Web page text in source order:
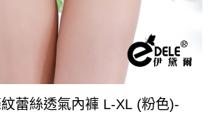
紋蕾絲透氣內褲 L-XL (粉色)-